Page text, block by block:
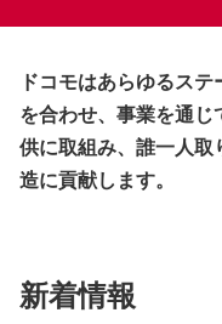
ドコモはあらゆるス
を合わせ、事業を通
供に取組み、誰一人取
造に貢献します。
新着情報